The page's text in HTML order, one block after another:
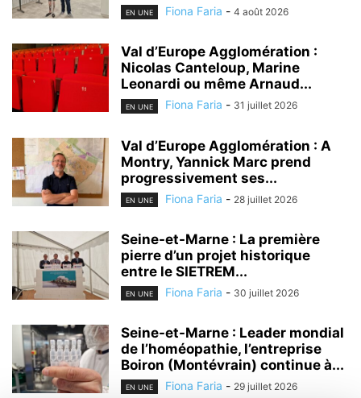
EN UNE Fiona Faria - 4 août 2026
Val d’Europe Agglomération :
Nicolas Canteloup, Marine
Leonardi ou même Arnaud...
EN UNE Fiona Faria - 31 juillet 2026
Val d’Europe Agglomération : A
Montry, Yannick Marc prend
progressivement ses...
EN UNE Fiona Faria - 28 juillet 2026
Seine-et-Marne : La première
pierre d’un projet historique
entre le SIETREM...
EN UNE Fiona Faria - 30 juillet 2026
Seine-et-Marne : Leader mondial
de l’homéopathie, l’entreprise
Boiron (Montévrain) continue à...
EN UNE Fiona Faria - 29 juillet 2026